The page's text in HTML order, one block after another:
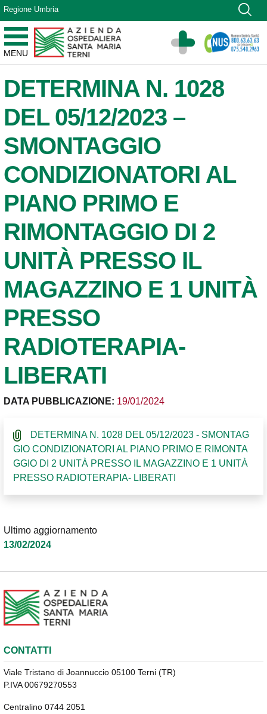
Vai ai contenuti
Vai al menu di navigazione
Vai al footer
Regione Umbria
MENU
Azienda Ospedaliera Santa Maria di Terni
Sito Istituzionale
DETERMINA N. 1028
DEL 05/12/2023 –
SMONTAGGIO
CONDIZIONATORI AL
PIANO PRIMO E
RIMONTAGGIO DI 2
UNITÀ PRESSO IL
MAGAZZINO E 1 UNITÀ
PRESSO
RADIOTERAPIA-
LIBERATI
DATA PUBBLICAZIONE: 19/01/2024
DETERMINA N. 1028 DEL 05/12/2023 - SMONTAG
GIO CONDIZIONATORI AL PIANO PRIMO E RIMONTA
GGIO DI 2 UNITÀ PRESSO IL MAGAZZINO E 1 UNITÀ
PRESSO RADIOTERAPIA- LIBERATI
Ultimo aggiornamento
13/02/2024
CONTATTI
Viale Tristano di Joannuccio 05100 Terni (TR)
P.IVA 00679270553
Centralino 0744 2051